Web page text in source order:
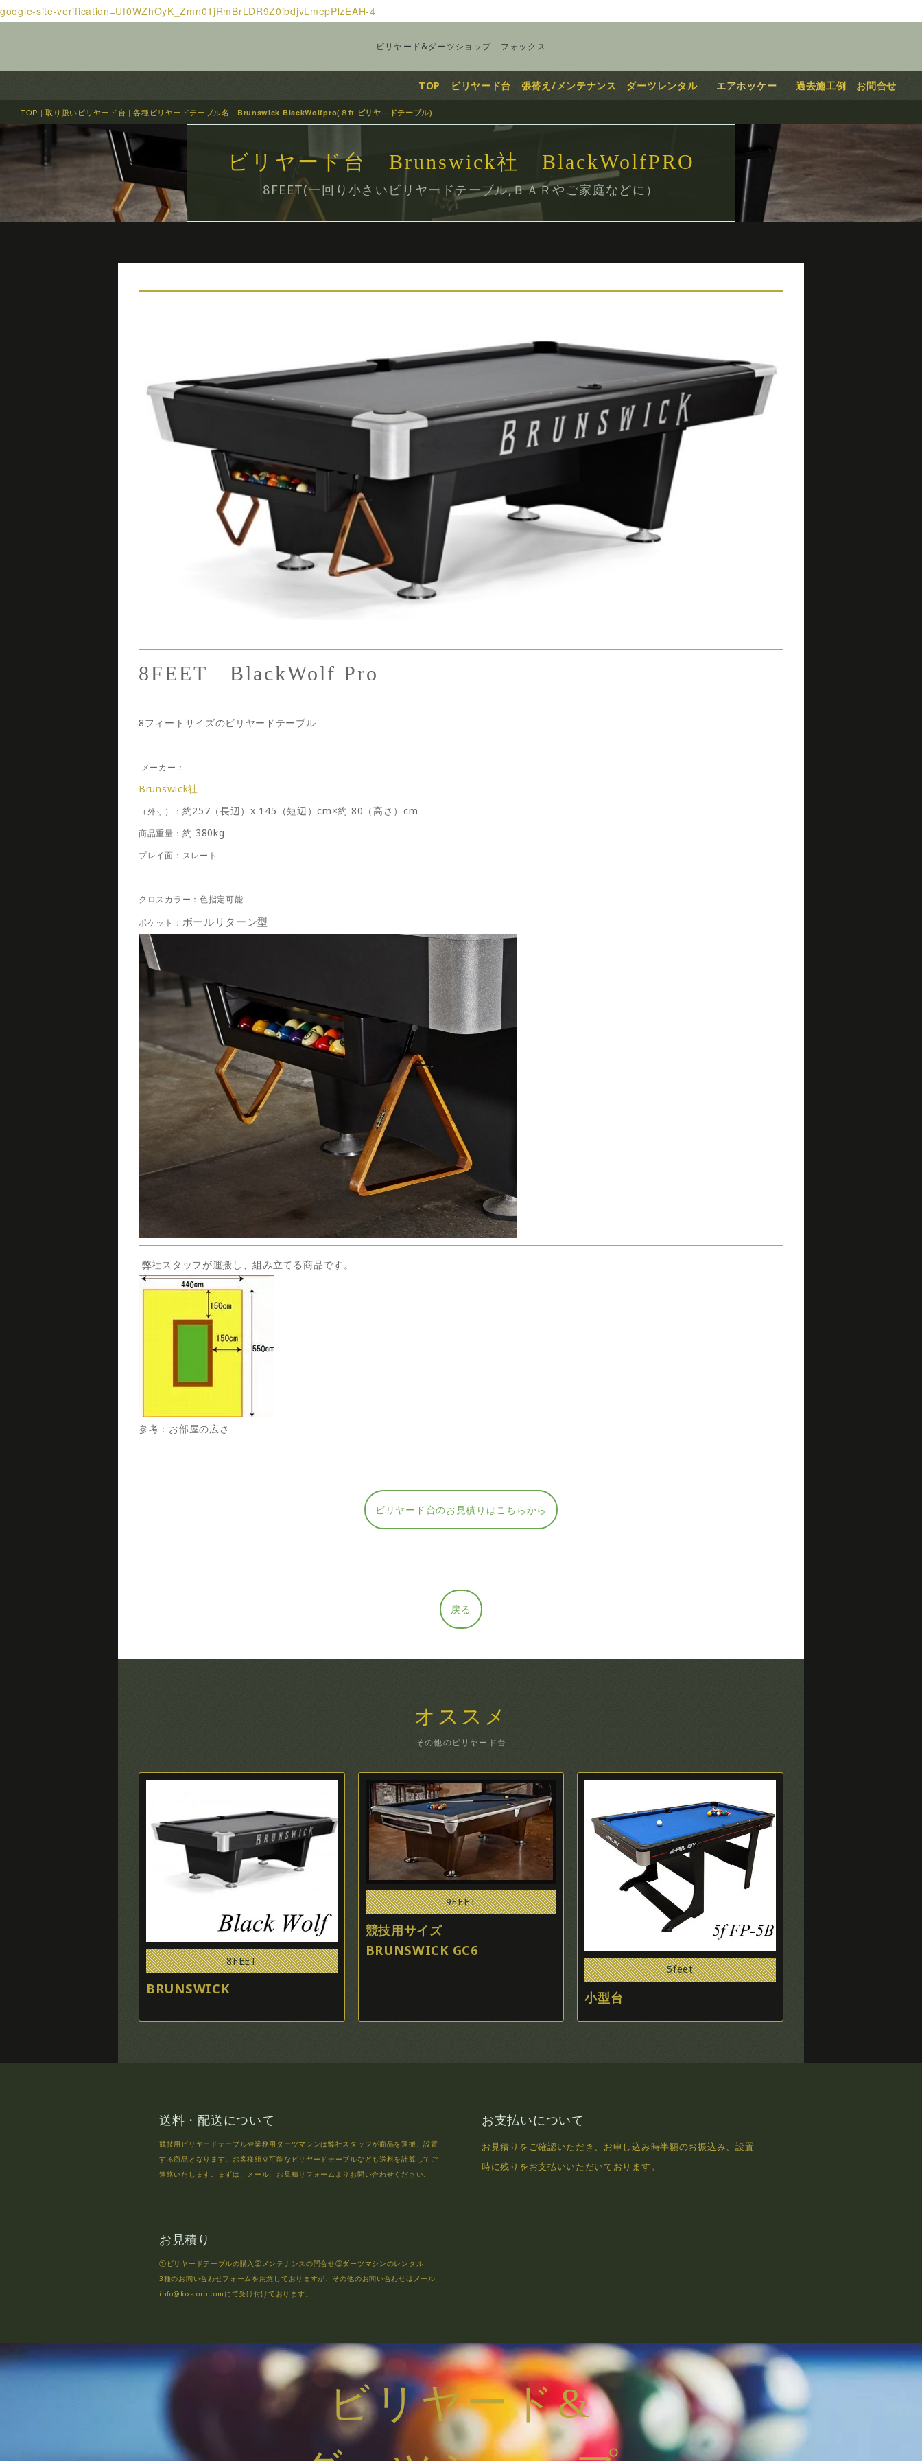
google-site-verification=Uf0WZhOyK_Zmn01jRmBrLDR9Z0ibdjvLmepPlzEAH-4
ビリヤード&ダーツショップ フォックス
TOP ビリヤード台 張替え/メンテナンス ダーツレンタル エアホッケー 過去施工例 お問合せ
TOP |取り扱いビリヤード台 |各種ビリヤードテーブル名 | Brunswick BlackWolfpro(８ft ビリヤ―ドテーブル)
ビリヤード台 Brunswick社 BlackWolfPRO
8FEET(一回り小さいビリヤードテーブル,ＢＡＲやご家庭などに）
8FEET BlackWolf Pro
8フィートサイズのビリヤードテーブル
メーカー：
Brunswick社
（外寸）： 約257（長辺）x 145（短辺）cm×約 80（高さ）cm
商品重量： 約 380kg
プレイ面： スレート
クロスカラー： 色指定可能
ポケット： ボールリターン型
弊社スタッフが運搬し、組み立てる商品です。
参考：お部屋の広さ
ビリヤード台のお見積りはこちらから
戻る
オススメ
その他のビリヤード台
8FEET
BRUNSWICK
9FEET
競技用サイズ
BRUNSWICK GC6
5feet
小型台
送料・配送について
競技用ビリヤードテーブルや業務用ダーツマシンは弊社スタッフが商品を運搬、設置
する商品となります。お客様組立可能なビリヤードテーブルなども送料を計算してご
連絡いたします。まずは、メール、お見積りフォームよりお問い合わせください。
お支払いについて
お見積りをご確認いただき、お申し込み時半額のお振込み、設置
時に残りをお支払いいただいております。
お見積り
①ビリヤードテーブルの購入②メンテナンスの問合せ③ダーツマシンのレンタル
3種のお問い合わせフォームを用意しておりますが、その他のお問い合わせはメール
info@fox-corp.comにて受け付けております。
ビリヤード&